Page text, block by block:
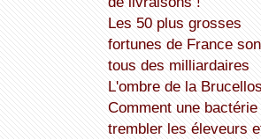
Les 50 plus grosses
fortunes de France
tous des milliardaires
L'ombre de la Brucellose :
Comment une
trembler les éleveurs